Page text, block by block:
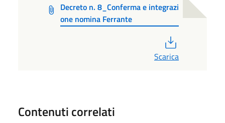
Decreto n. 8_Conferma e integrazi
one nomina Ferrante
Scarica
Contenuti correlati